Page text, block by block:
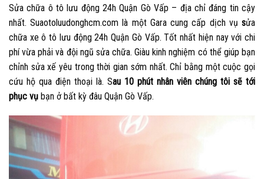
Sửa chữa ô tô lưu động 24h Quận Gò Vấp – địa chỉ đáng tin cậy
nhất. Suaotoluudonghcm.com là một Gara cung cấp dịch vụ sửa
chữa xe ô tô lưu động 24h Quận Gò Vấp. Tốt nhất hiện nay với chi
phí vừa phải và đội ngũ sửa chữa. Giàu kinh nghiệm có thể giúp bạn
chỉnh sửa xế yêu trong thời gian sớm nhất. Chỉ bằng một cuộc gọi
cứu hộ qua điện thoại là. Sau 10 phút nhân viên chúng tôi sẽ tới
phục vụ bạn ở bất kỳ đâu Quận Gò Vấp.